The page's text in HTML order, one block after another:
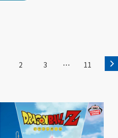
2 3 … 11